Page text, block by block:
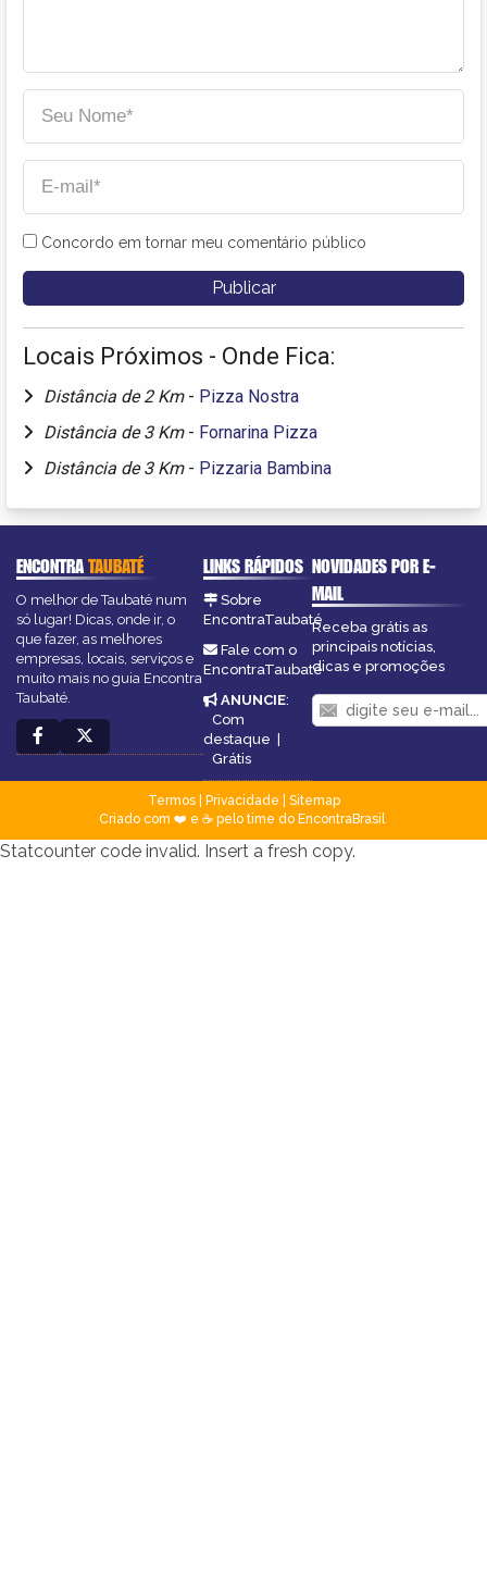
Concordo em tornar meu comentário público
Locais Próximos - Onde Fica:
Distância de 2 Km - Pizza Nostra
Distância de 3 Km - Fornarina Pizza
Distância de 3 Km - Pizzaria Bambina
ENCONTRATAUBATÉ
O melhor de Taubaté num
só lugar! Dicas, onde ir, o
que fazer, as melhores
empresas, locais, serviços e
muito mais no guia Encontra
Taubaté.
LINKS RÁPIDOS
Sobre
EncontraTaubaté
Fale com o
EncontraTaubaté
ANUNCIE:
Com
destaque |
Grátis
NOVIDADES POR E-
MAIL
Receba grátis as
principais notícias,
dicas e promoções
Termos| Privacidade
Sitemap
Criado com ❤️ e ☕ pelo time do EncontraBrasil
Statcounter code invalid. Insert a fresh copy.